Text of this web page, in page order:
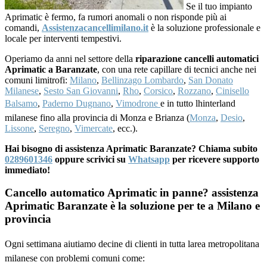
Se il tuo impianto
Aprimatic è fermo, fa rumori anomali o non risponde più ai
comandi, Assistenzacancellimilano.it è la soluzione professionale e
locale per interventi tempestivi.
Operiamo da anni nel settore della riparazione cancelli automatici
Aprimatic a Baranzate, con una rete capillare di tecnici anche nei
comuni limitrofi: Milano, Bellinzago Lombardo, San Donato
Milanese, Sesto San Giovanni, Rho, Corsico, Rozzano, Cinisello
Balsamo, Paderno Dugnano, Vimodrone e in tutto lhinterland
milanese fino alla provincia di Monza e Brianza (Monza, Desio,
Lissone, Seregno, Vimercate, ecc.).
Hai bisogno di assistenza Aprimatic Baranzate? Chiama subito
0289601346 oppure scrivici su Whatsapp per ricevere supporto
immediato!
Cancello automatico Aprimatic in panne? assistenza
Aprimatic Baranzate è la soluzione per te a Milano e
provincia
Ogni settimana aiutiamo decine di clienti in tutta larea metropolitana
milanese con problemi comuni come: